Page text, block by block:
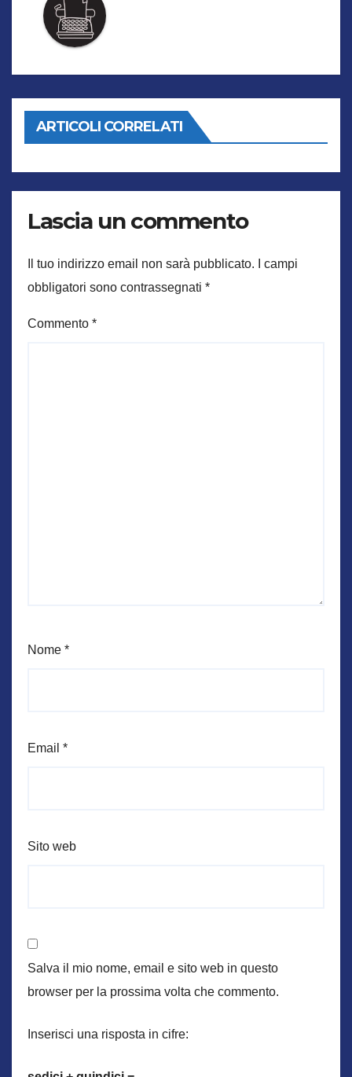
ARTICOLI CORRELATI
Lascia un commento
Il tuo indirizzo email non sarà pubblicato.
I campi
obbligatori sono contrassegnati *
Commento *
Nome *
Email *
Sito web
Salva il mio nome, email e sito web in questo
browser per la prossima volta che commento.
Inserisci una risposta in cifre: